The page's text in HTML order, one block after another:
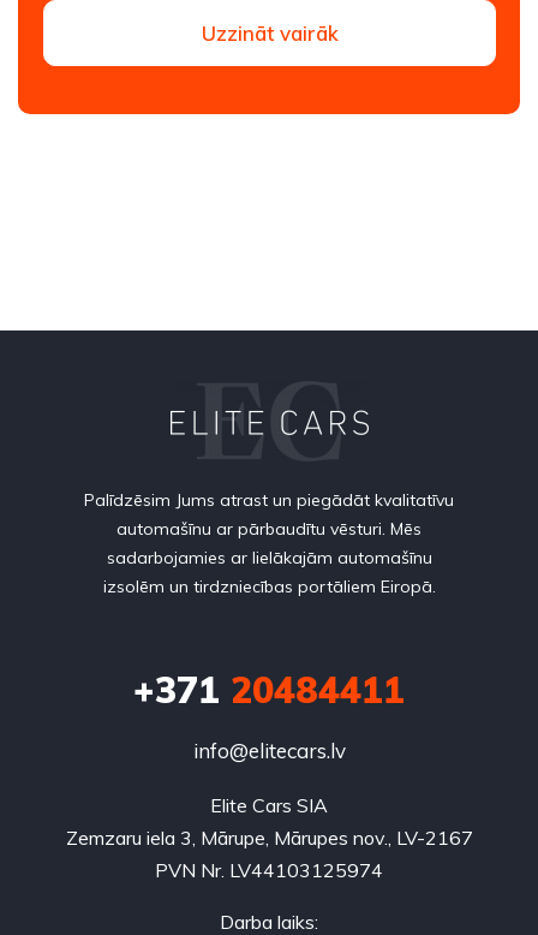
Uzzināt vairāk
Palīdzēsim Jums atrast un piegādāt kvalitatīvu
automašīnu ar pārbaudītu vēsturi. Mēs
sadarbojamies ar lielākajām automašīnu
izsolēm un tirdzniecības portāliem Eiropā.
+371 20484411
info@elitecars.lv
Elite Cars SIA
Zemzaru iela 3, Mārupe, Mārupes nov., LV-2167
PVN Nr. LV44103125974
Darba laiks: